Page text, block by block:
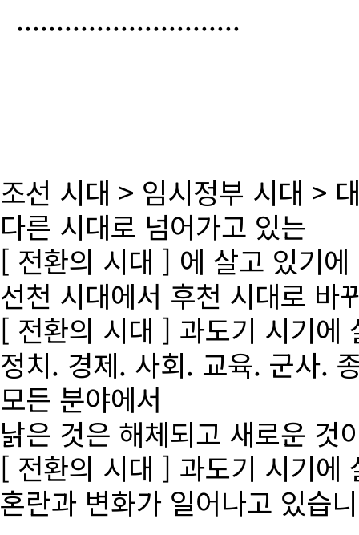
............................
조선 시대 > 임시정부 시대 >
다른 시대로 넘어가고 있는
[ 전환의 시대 ] 에 살고 있기에
선천 시대에서 후천 시대로 바
[ 전환의 시대 ] 과도기 시기에
정치. 경제. 사회. 교육. 군사.
모든 분야에서
낡은 것은 해체되고 새로운 것
[ 전환의 시대 ] 과도기 시기에
혼란과 변화가 일어나고 있습